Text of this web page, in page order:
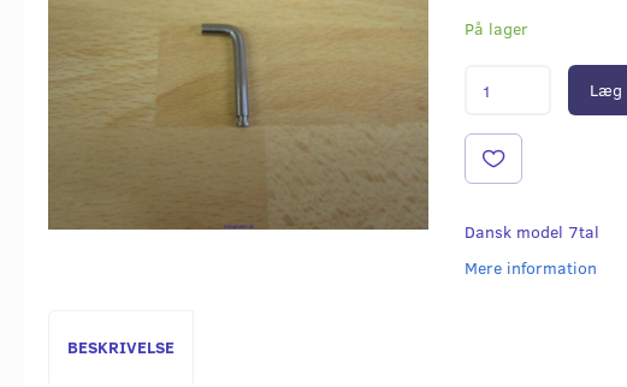
På lager
Læg
Dansk model 7tal
Mere information
BESKRIVELSE